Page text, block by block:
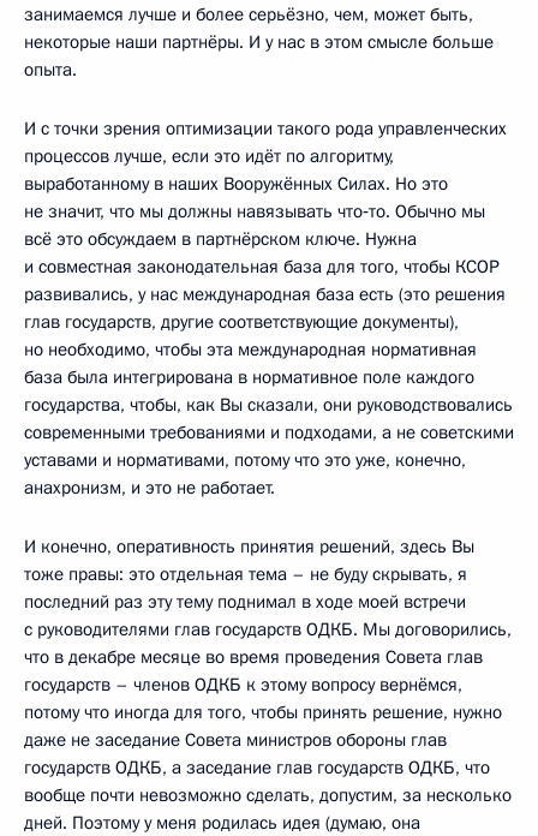
занимаемся лучше и более серьёзно, чем, может быть,
некоторые наши партнёры. И у нас в этом смысле больше
опыта.
И с точки зрения оптимизации такого рода управленческих
процессов лучше, если это идёт по алгоритму,
выработанному в наших Вооружённых Силах. Но это
не значит, что мы должны навязывать что‑то. Обычно мы
всё это обсуждаем в партнёрском ключе. Нужна
и совместная законодательная база для того, чтобы КСОР
развивались, у нас международная база есть (это решения
глав государств, другие соответствующие документы),
но необходимо, чтобы эта международная нормативная
база была интегрирована в нормативное поле каждого
государства, чтобы, как Вы сказали, они руководствовались
современными требованиями и подходами, а не советскими
уставами и нормативами, потому что это уже, конечно,
анахронизм, и это не работает.
И конечно, оперативность принятия решений, здесь Вы
тоже правы: это отдельная тема – не буду скрывать, я
последний раз эту тему поднимал в ходе моей встречи
с руководителями глав государств ОДКБ. Мы договорились,
что в декабре месяце во время проведения Совета глав
государств – членов ОДКБ к этому вопросу вернёмся,
потому что иногда для того, чтобы принять решение, нужно
даже не заседание Совета министров обороны глав
государств ОДКБ, а заседание глав государств ОДКБ, что
вообще почти невозможно сделать, допустим, за несколько
дней. Поэтому у меня родилась идея (думаю, она